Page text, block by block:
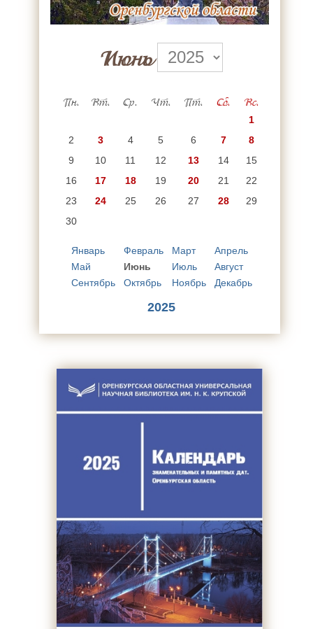
Июнь
Пн. Вт. Ср. Чт. Пт. Сб. Вс.
1
2
3 4 5 6 7
8
9
10 11 12 13 14
15
16
17 18 19 20 21
22
23
24 25 26 27 28
29
30
Январь Февраль Март
Апрель
Май
Июнь Июль
Август
Сентябрь
Октябрь Ноябрь Декабрь
2025